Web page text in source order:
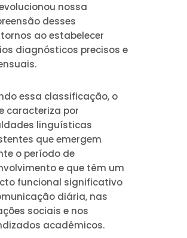
nossa
desses
ao estabelecer
diagnósticos precisos e
essa classificação, o
caracteriza por
linguísticas
que emergem
o período de
e que têm um
funcional significativo
diária, nas
sociais e nos
acadêmicos.